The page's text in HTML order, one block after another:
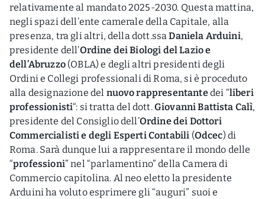
relativamente al mandato 2025-2030. Questa mattina,
negli spazi dell’ente camerale della Capitale, alla
presenza, tra gli altri, della dott.ssaDaniela Arduini,
presidente dell’Ordine dei Biologi del Lazio e
dell’Abruzzo (OBLA) e degli altri presidenti degli
Ordini e Collegi professionali di Roma, si è proceduto
alla designazione del nuovo rappresentantedei “liberi
professionisti“: si tratta del dott.Giovanni Battista Calì,
presidente del Consiglio dell’Ordine dei Dottori
Commercialisti e degli Esperti Contabili (Odcec) di
Roma. Sarà dunque lui a rappresentare il mondo delle
“professioni” nel “parlamentino” della Camera di
Commercio capitolina. Al neo eletto la presidente
Arduini ha voluto esprimere gli “auguri” suoi e